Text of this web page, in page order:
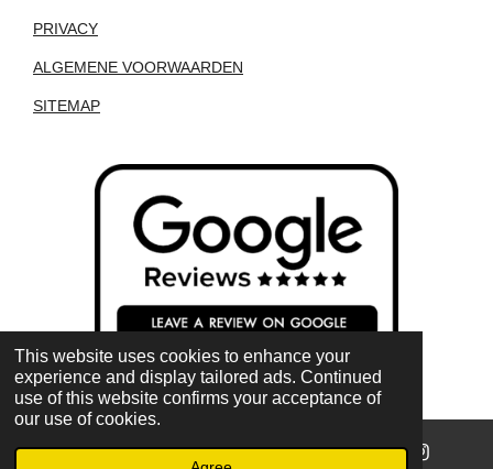
This website uses cookies to enhance your
experience and display tailored ads. Continued
use of this website confirms your acceptance of
our use of cookies.
PRIVACY
ALGEMENE VOORWAARDEN
SITEMAP